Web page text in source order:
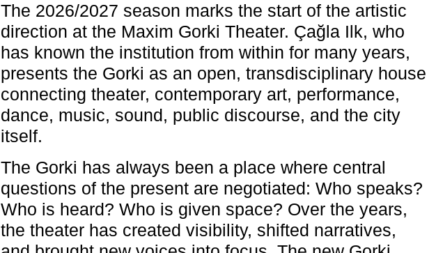
The 2026/2027 season marks the start of the artistic
direction at the Maxim Gorki Theater. Çağla Ilk, who
has known the institution from within for many years,
presents the Gorki as an open, transdisciplinary house
connecting theater, contemporary art, performance,
dance, music, sound, public discourse, and the city
itself.
The Gorki has always been a place where central
questions of the present are negotiated: Who speaks?
Who is heard? Who is given space? Over the years,
the theater has created visibility, shifted narratives,